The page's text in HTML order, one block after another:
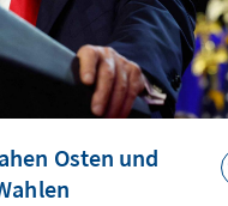
Osten und